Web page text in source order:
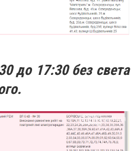
до 17:30 без света